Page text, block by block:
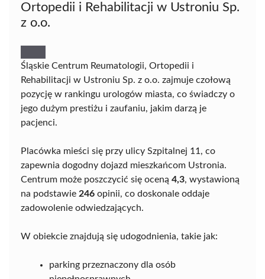
Ortopedii i Rehabilitacji w Ustroniu Sp.
z o.o.
Śląskie Centrum Reumatologii, Ortopedii i
Rehabilitacji w Ustroniu Sp. z o.o. zajmuje czołową
pozycję w rankingu urologów miasta, co świadczy o
jego dużym prestiżu i zaufaniu, jakim darzą je
pacjenci.
Placówka mieści się przy ulicy Szpitalnej 11, co
zapewnia dogodny dojazd mieszkańcom Ustronia.
Centrum może poszczycić się oceną 4,3, wystawioną
na podstawie 246 opinii, co doskonale oddaje
zadowolenie odwiedzających.
W obiekcie znajdują się udogodnienia, takie jak:
parking przeznaczony dla osób